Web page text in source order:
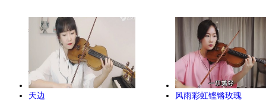
天边 风雨彩虹铿锵玫瑰